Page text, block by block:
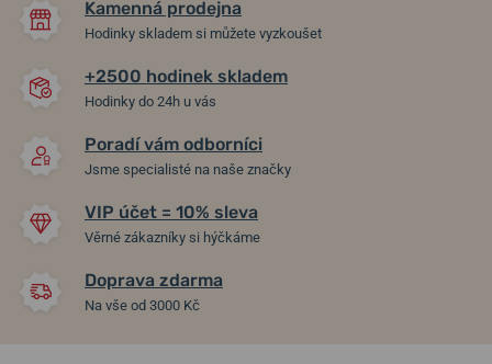
Kamenná prodejna
Hodinky skladem si můžete vyzkoušet
+2500 hodinek skladem
Hodinky do 24h u vás
Poradí vám odborníci
Jsme specialisté na naše značky
VIP účet = 10% sleva
Věrné zákazníky si hýčkáme
Doprava zdarma
Na vše od 3000 Kč